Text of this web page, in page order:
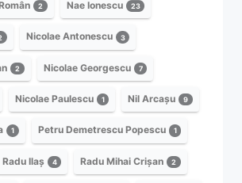
2 Nae Ionescu 23
Nicolae Antonescu 3
2 Nicolae Georgescu 7
Nicolae Paulescu 1 Nil Arcașu 9
1 Petru Demetrescu Popescu 1
Radu Ilaș 4 Radu Mihai Crișan 2